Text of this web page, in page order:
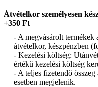
Átvételkor személyesen
+350 Ft
- A megvásárolt
átvételkor, készpénzben
- Kezelési költség:
értékű kezelési költség
- A teljes fizetendő
esetben megjelenik.